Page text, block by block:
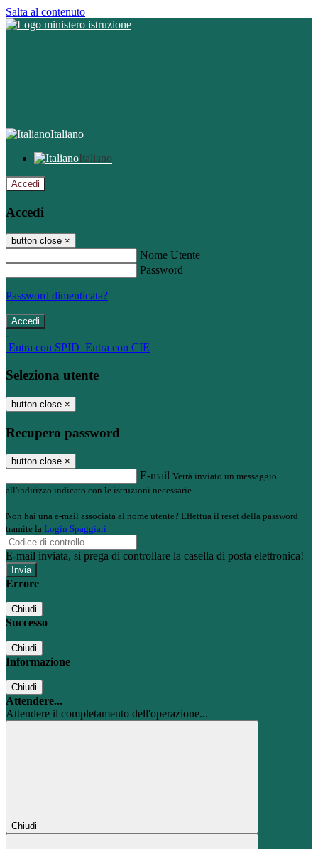
Salta al contenuto
Italiano
Italiano
Accedi
Accedi
button close ×
Nome Utente
Password
Password dimenticata?
-
Entra con SPID Entra con CIE
Seleziona utente
button close ×
Recupero password
button close ×
E-mail Verrà inviato un messaggio
all'indirizzo indicato con le istruzioni necessarie.
Non hai una e-mail associata al nome utente? Effettua il reset della password
tramite la Login Spaggiari
E-mail inviata, si prega di controllare la casella di posta elettronica!
Errore
Chiudi
Successo
Chiudi
Informazione
Chiudi
Attendere...
Attendere il completamento dell'operazione...
Chiudi